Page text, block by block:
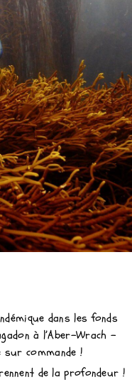
dans les fonds
à l’Aber-Wrach –
sur commande !
de la profondeur !